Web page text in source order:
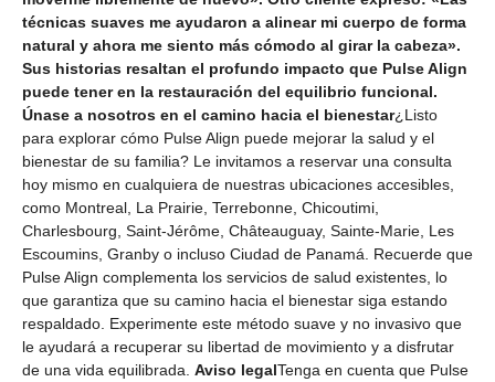
técnicas suaves me ayudaron a alinear mi cuerpo de forma
natural y ahora me siento más cómodo al girar la cabeza».
Sus historias resaltan el profundo impacto que Pulse Align
puede tener en la restauración del equilibrio funcional.
Únase a nosotros en el camino hacia el bienestar¿Listo
para explorar cómo Pulse Align puede mejorar la salud y el
bienestar de su familia? Le invitamos a reservar una consulta
hoy mismo en cualquiera de nuestras ubicaciones accesibles,
como Montreal, La Prairie, Terrebonne, Chicoutimi,
Charlesbourg, Saint-Jérôme, Châteauguay, Sainte-Marie, Les
Escoumins, Granby o incluso Ciudad de Panamá. Recuerde que
Pulse Align complementa los servicios de salud existentes, lo
que garantiza que su camino hacia el bienestar siga estando
respaldado. Experimente este método suave y no invasivo que
le ayudará a recuperar su libertad de movimiento y a disfrutar
de una vida equilibrada. Aviso legalTenga en cuenta que Pulse